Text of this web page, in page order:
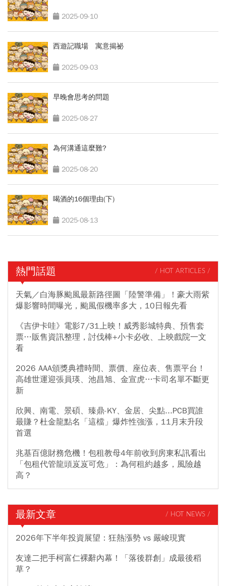
2025-09-10
西遊記職場 寓意揭祕
2025-09-03
早晚會思考的問題
2025-08-27
為何溝通這麼難?
2025-08-20
喝酒的16個理由(下)
2025-08-13
熱門話題 / HOT ARTICLES /
天氣／白海豚颱風最新路徑圖「陸警準備」！豪大雨紫
爆影響時間曝光，颱風假機率多大，10日報先看
《吉伊卡哇》電影7/31上映！威秀影城特典、預售套
票…販售資訊整理，討伐棒+小卡必收、上映戲院一文
看
2026 AAA頒獎典禮時間、票價、座位表、售票平台！
高雄世運迎張員瑛、池昌旭、金宣虎…卡司名單不斷更
新
欣興、南電、景碩、臻鼎-KY、金居、尖點...PCB買誰
最賺？杜金龍點名「這檔」爆炸性強漲，11月末升段
首選
兆基百億財務危機！包租教母4年前收到房東私訊看出
「包租代管龍頭岌岌可危」：為何租約越多，風險越
高？
最新文章 / HOT NEWS /
2026年下半年投資展望：狂熱漲勢 vs 嚴峻現實
友達二把手柯富仁裸辭內幕！「落後群創」成最後稻
草？